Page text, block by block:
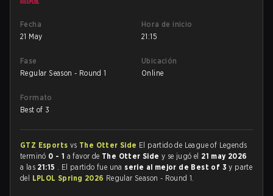
Fecha
21 May
Hora de inicio
21:15
Fase
Regular Season - Round 1
Ubicación
Online
Formato
Best of 3
GTZ Esports vs The Otter Side El partido de League of Legends
terminó 0 - 1 a favor de The Otter Sidey se jugó el 21 may 2026
a las 21:15 . El partido fue una serie al mejor de Best of 3y parte
del LPLOL Spring 2026 Regular Season - Round 1.